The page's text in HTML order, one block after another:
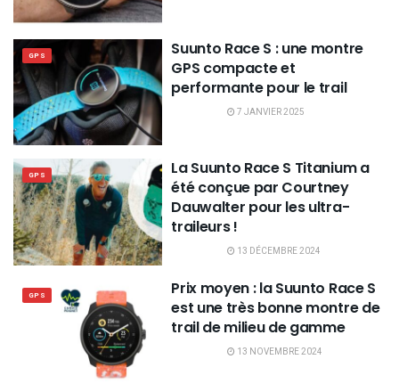
GPS
Suunto Race S : une montre
GPS compacte et
performante pour le trail
7 JANVIER 2025
GPS
La Suunto Race S Titanium a
été conçue par Courtney
Dauwalter pour les ultra-
traileurs !
13 DÉCEMBRE 2024
GPS
Prix moyen : la Suunto Race S
est une très bonne montre de
trail de milieu de gamme
13 NOVEMBRE 2024